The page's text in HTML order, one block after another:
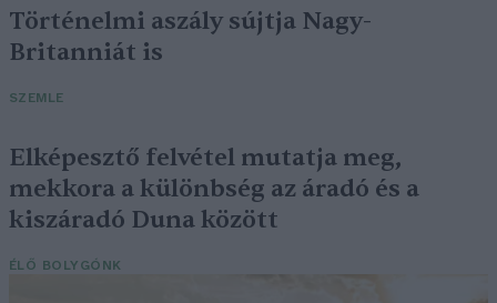
Történelmi aszály sújtja Nagy-
Britanniát is
SZEMLE
Elképesztő felvétel mutatja meg,
mekkora a különbség az áradó és a
kiszáradó Duna között
ÉLŐ BOLYGÓNK